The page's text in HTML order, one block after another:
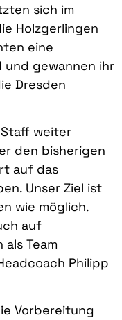
sich im
Holzgerlingen
eine
und gewannen ihr
Dresden
Staff weiter
den bisherigen
auf das
Unser Ziel ist
wie möglich.
auf
Team
Philipp
Vorbereitung